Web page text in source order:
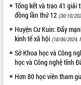
Kỳ họp thứ Hai, Hội đồng
tỉnh khóa XI quyết nghị nhiều
quan trọng
Bí thư Tỉnh ủy Lương Nguyễn
Triết thăm, tặng quà người
cách mạng
Rà soát, hoàn thiện hệ
Tổng kết và trao 41 giải
đồng lần thứ 12 (30/10/
Huyện Cư Kuin: Đẩy
kinh tế xã hội (18/06/2024,
Sở Khoa học và Công
học và Công nghệ tỉnh
Hơn 80 học viên tham